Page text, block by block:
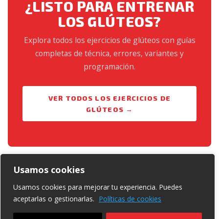
Usamos cookies
Usamos cookies para mejorar tu experiencia. Puedes
aceptarlas o gestionarlas. Políticas de cookies
multipower — apoyar el pie en la barra del Smith y
añadir peso es la variante más cargada de todas las
¿LISTO PARA ENTRENAR
LOS GLÚTEOS?
Explora todos los ejercicios de glúteos con guías
completas de técnica, errores, variantes y
programación.
VER TODOS LOS EJERCICIOS DE
GLÚTEOS →